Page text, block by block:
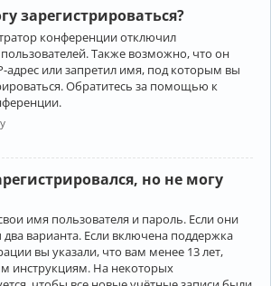
зарегистрироваться?
конференции отключил
Также возможно, что он
адрес или запретил имя, под которым вы
Обратитесь за помощью к
но не могу
имя пользователя и пароль. Если они
варианта. Если включена поддержка
вы указали, что вам менее 13 лет,
инструкциям. На некоторых